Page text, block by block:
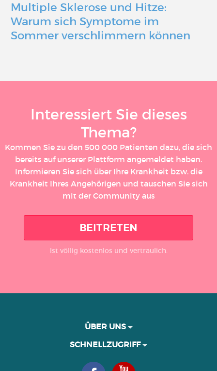
Multiple Sklerose und Hitze:
Warum sich Symptome im
Sommer verschlimmern können
Interessiert Sie dieses
Thema?
Kommen Sie zu den 500 000 Patienten dazu, die sich
bereits auf unserer Plattform angemeldet haben.
Informieren Sie sich über Ihre Krankheit bzw. die
Krankheit Ihres Angehörigen und tauschen Sie sich
mit der Community aus
BEITRETEN
Ist völlig kostenlos und vertraulich.
ÜBER UNS
SCHNELLZUGRIFF